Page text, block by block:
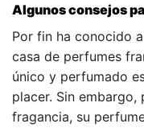
Algunos consejos
Por fin ha conocido
casa de perfumes
único y perfumado
placer. Sin embargo,
fragancia, su